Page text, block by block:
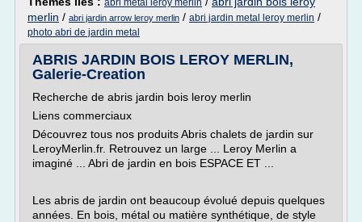
abri metal leroy merlin
merlin / abri jardin arrow leroy merlin / abri jardin metal leroy merlin /
photo abri de jardin metal
ABRIS JARDIN BOIS LEROY MERLIN,
Galerie-Creation
Recherche de abris jardin bois leroy merlin
Liens commerciaux
Découvrez tous nos produits Abris chalets de jardin sur
LeroyMerlin.fr. Retrouvez un large ... Leroy Merlin a
imaginé ... Abri de jardin en bois ESPACE ET ...
Les abris de jardin ont beaucoup évolué depuis quelques
années. En bois, métal ou matière synthétique, de style